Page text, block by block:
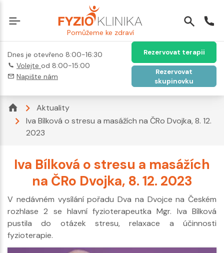
Pomůžeme ke zdraví
Dnes je otevřeno 8:00-16:30
Volejte od 8:00-15:00
Napište nám
Rezervovat terapii
Rezervovat
skupinovku
Aktuality
Iva Bílková o stresu a masážích na ČRo Dvojka, 8. 12.
2023
Iva Bílková o stresu a masážích
na ČRo Dvojka, 8. 12. 2023
V nedávném vysílání pořadu Dva na Dvojce na Českém
rozhlase 2 se hlavní fyzioterapeutka Mgr. Iva Bílková
pustila do otázek stresu, relaxace a účinnosti
fyzioterapie.